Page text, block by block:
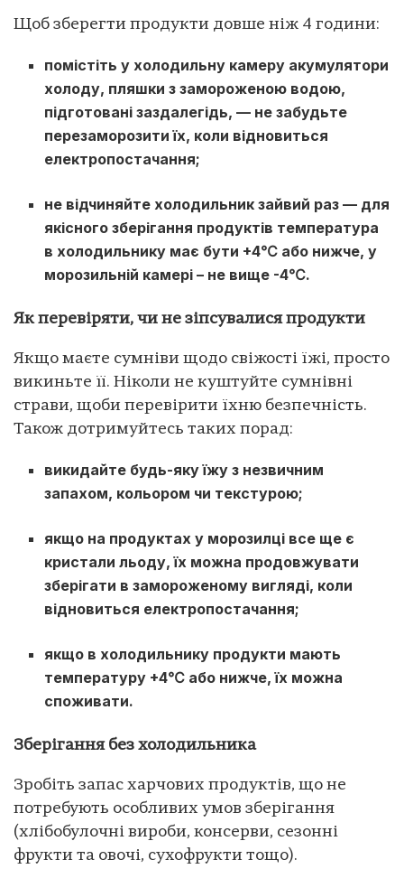
Щоб зберегти продукти довше ніж 4 години:
помістіть у холодильну камеру акумулятори
холоду, пляшки з замороженою водою,
підготовані заздалегідь, — не забудьте
перезаморозити їх, коли відновиться
електропостачання;
не відчиняйте холодильник зайвий раз — для
якісного зберігання продуктів температура
в холодильнику має бути +4℃ або нижче, у
морозильній камері – не вище -4℃.
Як перевіряти, чи не зіпсувалися продукти
Якщо маєте сумніви щодо свіжості їжі, просто
викиньте її. Ніколи не куштуйте сумнівні
страви, щоби перевірити їхню безпечність.
Також дотримуйтесь таких порад:
викидайте будь-яку їжу з незвичним
запахом, кольором чи текстурою;
якщо на продуктах у морозилці все ще є
кристали льоду, їх можна продовжувати
зберігати в замороженому вигляді, коли
відновиться електропостачання;
якщо в холодильнику продукти мають
температуру +4℃ або нижче, їх можна
споживати.
Зберігання без холодильника
Зробіть запас харчових продуктів, що не
потребують особливих умов зберігання
(хлібобулочні вироби, консерви, сезонні
фрукти та овочі, сухофрукти тощо).